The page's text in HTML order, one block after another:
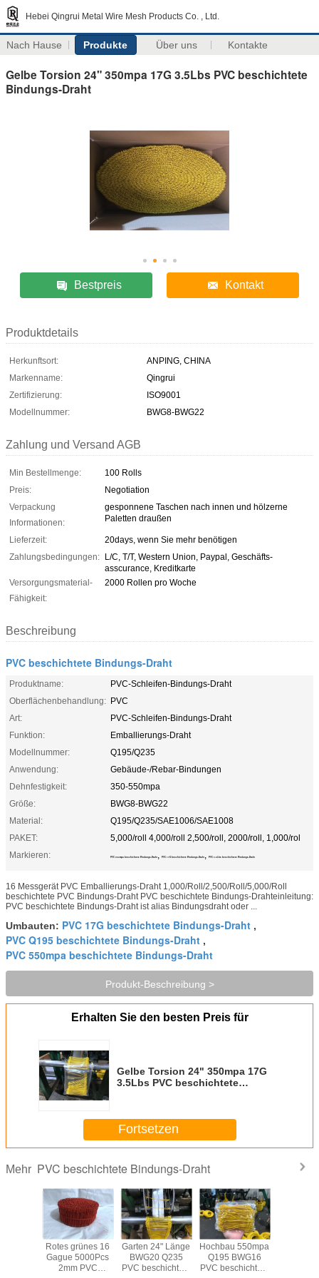
Hebei Qingrui Metal Wire Mesh Products Co. , Ltd.
Nach Hause Produkte Über uns Kontakte
Gelbe Torsion 24" 350mpa 17G 3.5Lbs PVC beschichtete
Bindungs-Draht
Bestpreis Kontakt
Produktdetails
Herkunftsort:
ANPING, CHINA
Markenname:
Qingrui
Zertifizierung:
ISO9001
Modellnummer:
BWG8-BWG22
Zahlung und Versand AGB
Min Bestellmenge:
100 Rolls
Preis:
Negotiation
Verpackung
Informationen:
gesponnene Taschen nach innen und hölzerne
Paletten draußen
Lieferzeit:
20days, wenn Sie mehr benötigen
Zahlungsbedingungen: L/C, T/T, Western Union, Paypal, Geschäfts-
asscurance, Kreditkarte
Versorgungsmaterial-
Fähigkeit:
2000 Rollen pro Woche
Beschreibung
PVC beschichtete Bindungs-Draht
Produktname:
PVC-Schleifen-Bindungs-Draht
Oberflächenbehandlung: PVC
Art:
PVC-Schleifen-Bindungs-Draht
Funktion:
Emballierungs-Draht
Modellnummer:
Q195/Q235
Anwendung:
Gebäude-/Rebar-Bindungen
Dehnfestigkeit:
350-550mpa
Größe:
BWG8-BWG22
Material:
Q195/Q235/SAE1006/SAE1008
PAKET:
5,000/roll 4,000/roll 2,500/roll, 2000/roll, 1,000/rol
Markieren:
PVC 350mpa beschichtete Bindungs-Draht , PVC 17G beschichtete Bindungs-Draht , PVC 3.5Lbs beschichtete Bindungs-Draht
16 Messgerät PVC Emballierungs-Draht 1,000/Roll/2,500/Roll/5,000/Roll
beschichtete PVC Bindungs-Draht PVC beschichtete Bindungs-Drahteinleitung:
PVC beschichtete Bindungs-Draht ist alias Bindungsdraht oder ...
Umbauten: PVC 17G beschichtete Bindungs-Draht ,
PVC Q195 beschichtete Bindungs-Draht ,
PVC 550mpa beschichtete Bindungs-Draht
Produkt-Beschreibung >
Erhalten Sie den besten Preis für
Gelbe Torsion 24" 350mpa 17G
3.5Lbs PVC beschichtete
Fortsetzen
Mehr PVC beschichtete Bindungs-Draht
Rotes grünes 16
Gague 5000Pcs
2mm PVC
Garten 24" Länge
BWG20 Q235
PVC beschichtete
Hochbau 550mpa
Q195 BWG16
PVC beschichtete